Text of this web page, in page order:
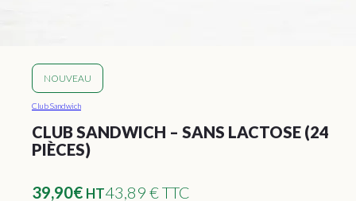
NOUVEAU
Club Sandwich
CLUB SANDWICH – SANS LACTOSE (24
PIÈCES)
39,90€ HT43,89 € TTC